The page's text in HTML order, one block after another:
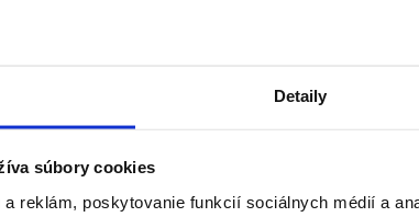
Detaily
súbory cookies
a reklám, poskytovanie funkcií sociálnych médií a
na týždeň uložiť do chladu. Sú ním marokánky.